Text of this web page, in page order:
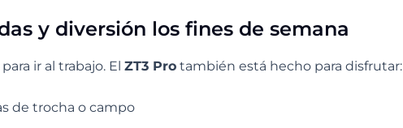
y diversión los fines de semana
ir al trabajo. El ZT3 Pro también está hecho para disfrutar:
de trocha o campo